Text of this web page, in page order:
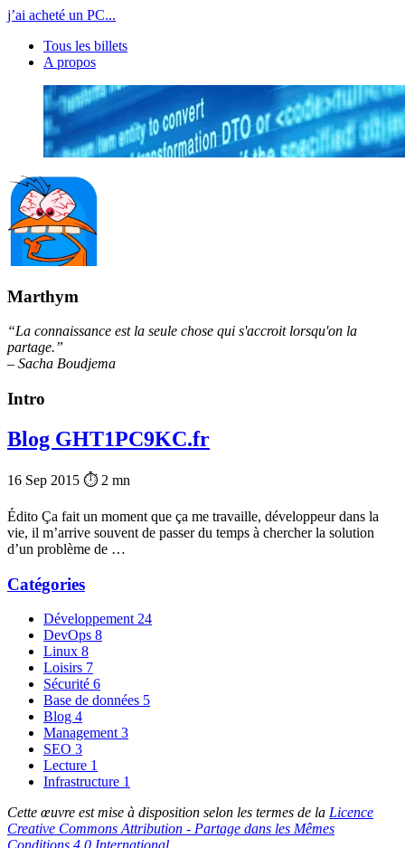
j’ai acheté un PC...
Tous les billets
A propos
Marthym
“La connaissance est la seule chose qui s'accroit lorsqu'on la
partage.”
– Sacha Boudjema
Intro
Blog GHT1PC9KC.fr
16 Sep 2015 ⏱ 2 mn
Édito Ça fait un moment que ça me travaille, développeur dans la
vie, il m’arrive souvent de passer du temps à chercher la solution
d’un problème de …
Catégories
Développement24
DevOps 8
Linux 8
Loisirs 7
Sécurité 6
Base de données 5
Blog 4
Management3
SEO 3
Lecture 1
Infrastructure 1
Cette œuvre est mise à disposition selon les termes de la Licence
Creative Commons Attribution - Partage dans les Mêmes